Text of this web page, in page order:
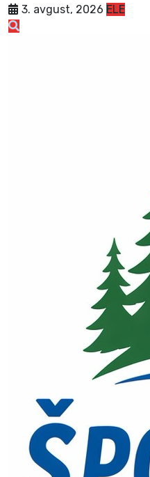
3. avgust, 2026 ELE